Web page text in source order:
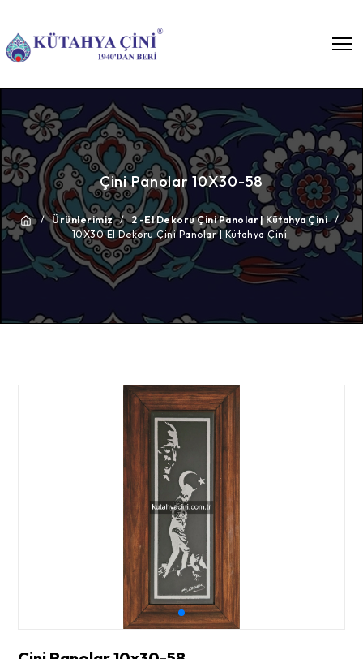
Çini Panolar 10X30-58
/ Ürünlerimiz / 2 -El Dekoru Çini Panolar | Kütahya Çini /
10X30 El Dekoru Çini Panolar | Kütahya Çini